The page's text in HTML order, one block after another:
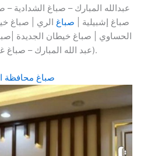
عبدالله المبارك – صباغ الشدادية
صباغ إشبيلية | صباغ الري | صباغ
الحساوي | صباغ خيطان الجديدة
عبد الله المبارك – صباغ غرب عبدالله المبارك).
صباغ محافظة